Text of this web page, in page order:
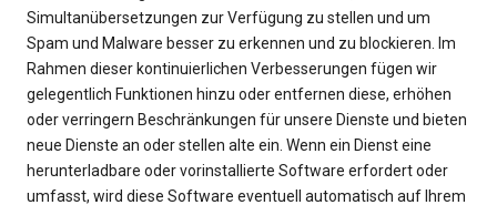
Simultanübersetzungen zur Verfügung zu stellen und um
Spam und Malware besser zu erkennen und zu blockieren. Im
Rahmen dieser kontinuierlichen Verbesserungen fügen wir
gelegentlich Funktionen hinzu oder entfernen diese, erhöhen
oder verringern Beschränkungen für unsere Dienste und bieten
neue Dienste an oder stellen alte ein. Wenn ein Dienst eine
herunterladbare oder vorinstallierte Software erfordert oder
umfasst, wird diese Software eventuell automatisch auf Ihrem